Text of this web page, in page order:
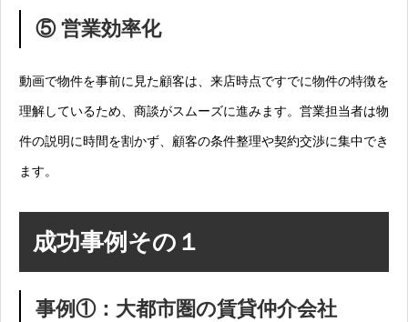
⑤ 営業効率化
動画で物件を事前に見た顧客は、来店時点ですでに物件の特徴を
理解しているため、商談がスムーズに進みます。営業担当者は物
件の説明に時間を割かず、顧客の条件整理や契約交渉に集中でき
ます。
成功事例その１
事例①：大都市圏の賃貸仲介会社